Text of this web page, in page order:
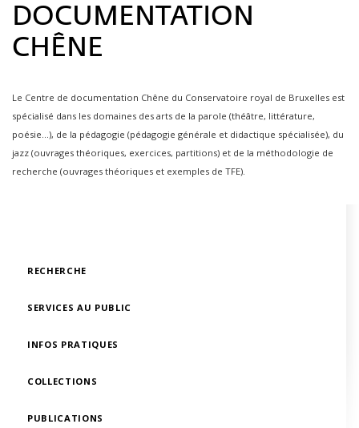
RECHERCHE
SERVICES AU PUBLIC
INFOS PRATIQUES
COLLECTIONS
PUBLICATIONS
DOCUMENTATION
CHÊNE
Le Centre de documentation Chêne du Conservatoire royal de Bruxelles est
spécialisé dans les domaines des arts de la parole (théâtre, littérature,
poésie…), de la pédagogie (pédagogie générale et didactique spécialisée), du
jazz (ouvrages théoriques, exercices, partitions) et de la méthodologie de
recherche (ouvrages théoriques et exemples de TFE).